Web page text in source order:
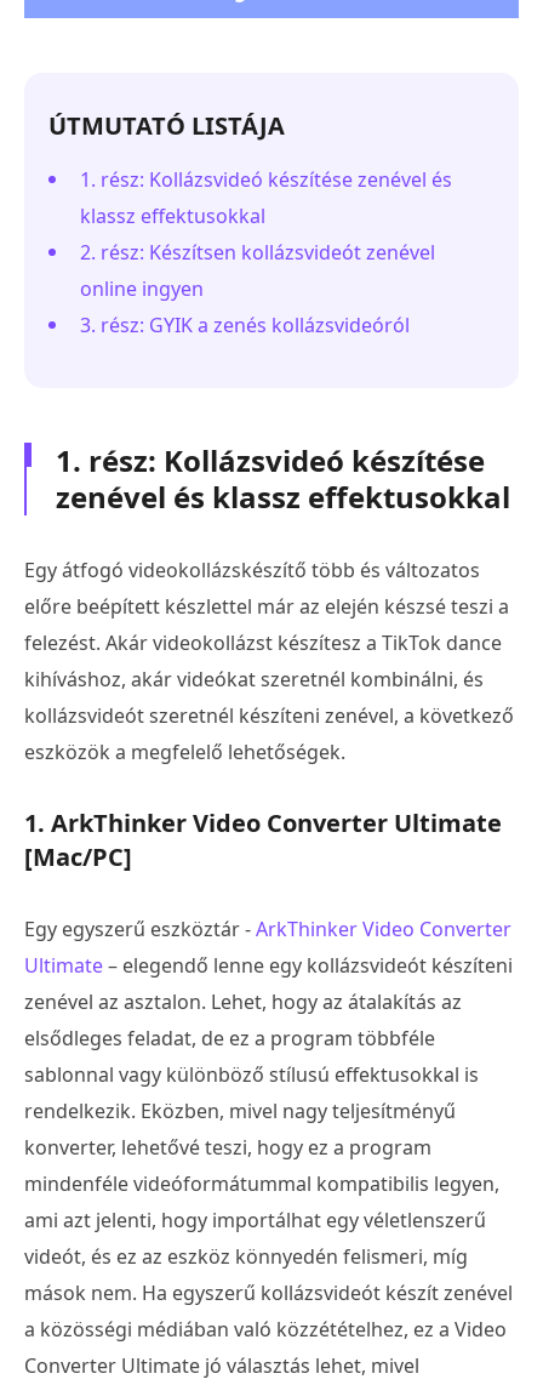
ÚTMUTATÓ LISTÁJA
1. rész: Kollázsvideó készítése zenével és
klassz effektusokkal
2. rész: Készítsen kollázsvideót zenével
online ingyen
3. rész: GYIK a zenés kollázsvideóról
1. rész: Kollázsvideó készítése
zenével és klassz effektusokkal
Egy átfogó videokollázskészítő több és változatos
előre beépített készlettel már az elején készsé teszi a
felezést. Akár videokollázst készítesz a TikTok dance
kihíváshoz, akár videókat szeretnél kombinálni, és
kollázsvideót szeretnél készíteni zenével, a következő
eszközök a megfelelő lehetőségek.
1. ArkThinker Video Converter Ultimate
[Mac/PC]
Egy egyszerű eszköztár -ArkThinker Video Converter
Ultimate– elegendő lenne egy kollázsvideót készíteni
zenével az asztalon. Lehet, hogy az átalakítás az
elsődleges feladat, de ez a program többféle
sablonnal vagy különböző stílusú effektusokkal is
rendelkezik. Eközben, mivel nagy teljesítményű
konverter, lehetővé teszi, hogy ez a program
mindenféle videóformátummal kompatibilis legyen,
ami azt jelenti, hogy importálhat egy véletlenszerű
videót, és ez az eszköz könnyedén felismeri, míg
mások nem. Ha egyszerű kollázsvideót készít zenével
a közösségi médiában való közzétételhez, ez a Video
Converter Ultimate jó választás lehet, mivel